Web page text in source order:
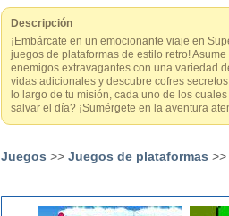
Descripción
¡Embárcate en un emocionante viaje en
juegos de plataformas de estilo retro!
enemigos extravagantes con una variedad
vidas adicionales y descubre cofres
lo largo de tu misión, cada uno de los
salvar el día? ¡Sumérgete en la aventura
Juegos >> Juegos de plataformas